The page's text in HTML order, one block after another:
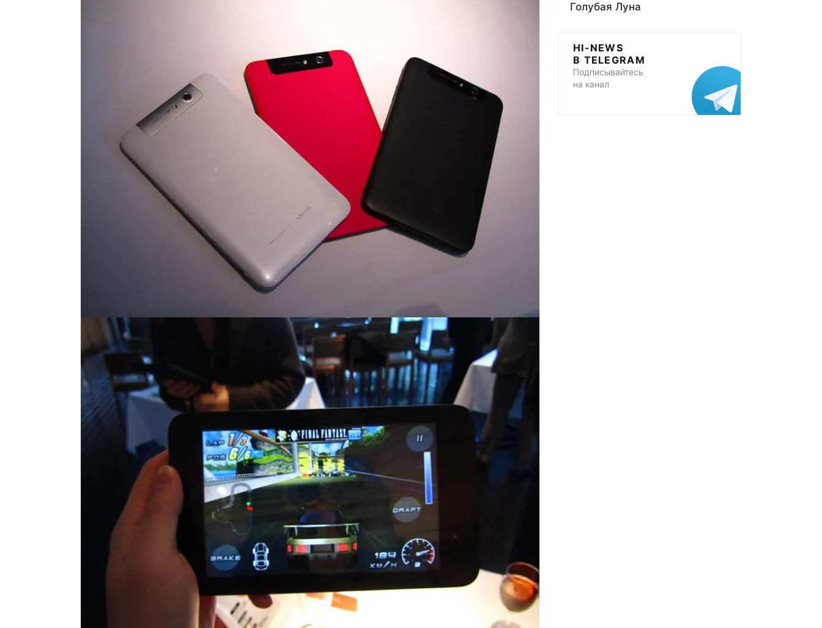
Голубая Луна
HI-NEWS
В TELEGRAM
Подписывайтесь
на канал